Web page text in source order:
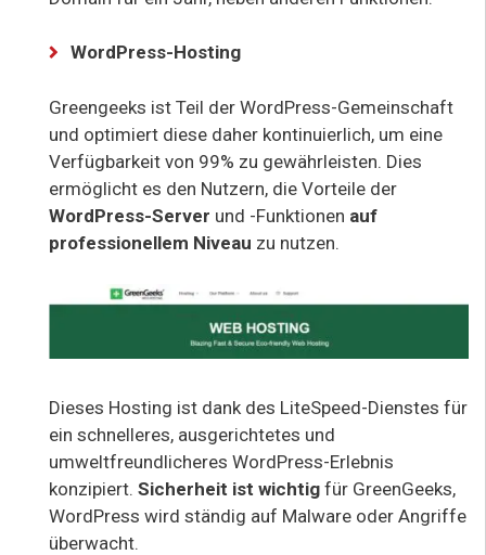
WordPress-Hosting
Greengeeks ist Teil der WordPress-Gemeinschaft
und optimiert diese daher kontinuierlich, um eine
Verfügbarkeit von 99% zu gewährleisten. Dies
ermöglicht es den Nutzern, die Vorteile der
WordPress-Server und -Funktionen auf
professionellem Niveau zu nutzen.
Dieses Hosting ist dank des LiteSpeed-Dienstes für
ein schnelleres, ausgerichtetes und
umweltfreundlicheres WordPress-Erlebnis
konzipiert. Sicherheit ist wichtig für GreenGeeks,
WordPress wird ständig auf Malware oder Angriffe
überwacht.